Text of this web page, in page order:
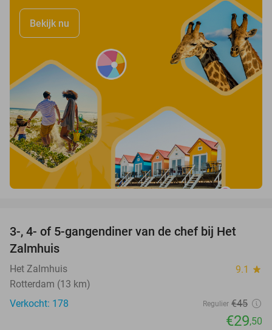
Bekijk nu
34%
3-, 4- of 5-gangendiner van de chef bij Het
Zalmhuis
Het Zalmhuis 9.1 star
Rotterdam (13 km)
Verkocht: 178
Regulier €45
€29,50